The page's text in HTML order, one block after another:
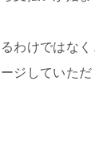
わけではな
ジしていた